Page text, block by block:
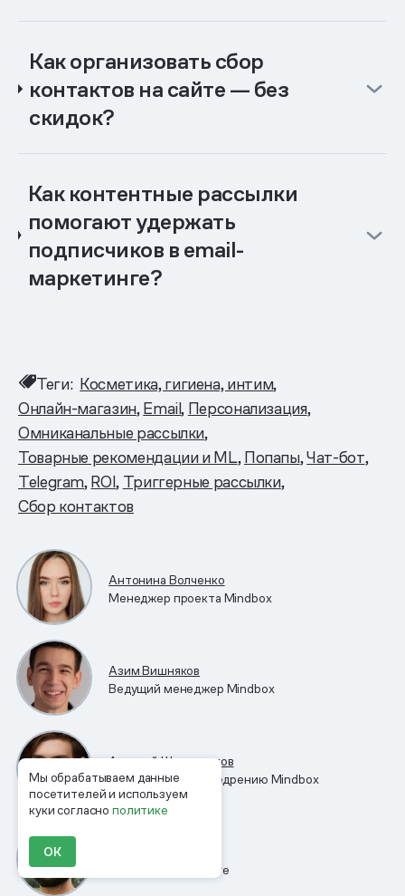
Мы обрабатываем данные
посетителей и используем
куки согласнополитике
ОК
Как организовать сбор
контактов на сайте — без
скидок?
Как контентные рассылки
помогают удержать
подписчиков в email-
маркетинге?
Теги: Косметика, гигиена, интим
Онлайн-магазин Email Персонализация
Омниканальные рассылки
Товарные рекомендации и ML Попапы Чат-бот
Telegram ROI Триггерные рассылки
Сбор контактов
Антонина Волченко
Менеджер проекта Mindbox
Азим Вишняков
Ведущий менеджер Mindbox
Алексей Шиповников
Консультант по внедрению Mindbox
Владелец Evita Store